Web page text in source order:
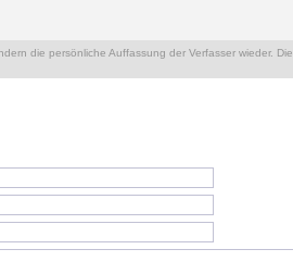
die persönliche Auffassung der Verfasser wieder. Die